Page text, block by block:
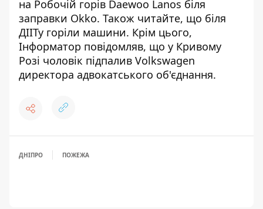
на Робочій горів Daewoo Lanos біля
заправки Okko. Також читайте, що біля
ДІІТу горіли машини. Крім цього,
Інформатор повідомляв, що у Кривому
Розі чоловік підпалив Volkswagen
директора адвокатського об'єднання.
ДНІПРО ПОЖЕЖА